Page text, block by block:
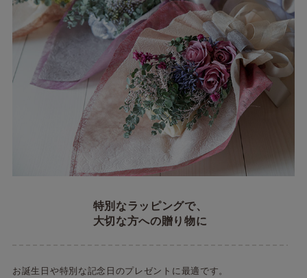
特別なラッピングで、
大切な方への贈り物に
お誕生日や特別な記念日のプレゼントに最適です。